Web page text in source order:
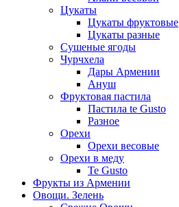
Цукаты
Цукаты фруктовые
Цукаты разные
Сушеные ягоды
Чурчхела
Дары Армении
Ануш
Фруктовая пастила
Пастила te Gusto
Разное
Орехи
Орехи весовые
Орехи в меду
Te Gusto
Фрукты из Армении
Овощи. Зелень